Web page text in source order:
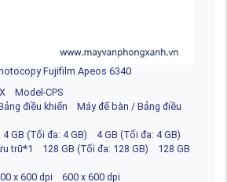
Fujifilm Apeos 6340
Model-CPS
điều khiển Máy để bàn / Bảng điều
GB (Tối đa: 4 GB) 4 GB (Tối đa: 4 GB)
trữ*1 128 GB (Tối đa: 128 GB) 128 GB
x 600 dpi 600 x 600 dpi